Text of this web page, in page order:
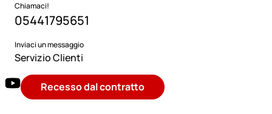
Chiamaci!
05441795651
Inviaci un messaggio
Servizio Clienti
Recesso dal contratto